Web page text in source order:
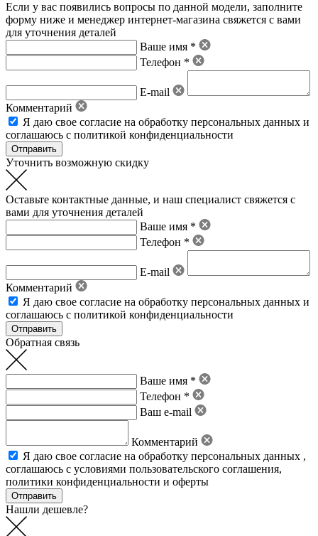
Если у вас появились вопросы по данной модели, заполните
форму ниже и менеджер интернет-магазина свяжется с вами
для уточнения деталей
Ваше имя *
Телефон *
E-mail
Комментарий
Я даю свое согласие на обработку персональных данных и
соглашаюсь с политикой конфиденциальности
Уточнить возможную скидку
Оставьте контактные данные, и наш специалист свяжется с
вами для уточнения деталей
Ваше имя *
Телефон *
E-mail
Комментарий
Я даю свое согласие на обработку персональных данных и
соглашаюсь с политикой конфиденциальности
Обратная связь
Ваше имя *
Телефон *
Ваш e-mail
Комментарий
Я даю свое согласие на обработку персональных данных ,
соглашаюсь с условиями пользовательского соглашения,
политики конфиденциальности и оферты
Нашли дешевле?